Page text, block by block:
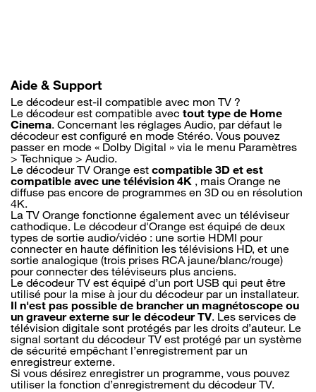
Aide & Support
Le décodeur est-il compatible avec mon TV ?
Le décodeur est compatible avec tout type de Home
Cinema. Concernant les réglages Audio, par défaut le
décodeur est configuré en mode Stéréo. Vous pouvez
passer en mode « Dolby Digital » via le menu Paramètres
> Technique > Audio.
Le décodeur TV Orange est compatible 3D et est
compatible avec une télévision 4K , mais Orange ne
diffuse pas encore de programmes en 3D ou en résolution
4K.
La TV Orange fonctionne également avec un téléviseur
cathodique. Le décodeur d'Orange est équipé de deux
types de sortie audio/vidéo : une sortie HDMI pour
connecter en haute définition les télévisions HD, et une
sortie analogique (trois prises RCA jaune/blanc/rouge)
pour connecter des téléviseurs plus anciens.
Le décodeur TV est équipé d’un port USB qui peut être
utilisé pour la mise à jour du décodeur par un installateur.
Il n'est pas possible de brancher un magnétoscope ou
un graveur externe sur le décodeur TV. Les services de
télévision digitale sont protégés par les droits d’auteur. Le
signal sortant du décodeur TV est protégé par un système
de sécurité empêchant l’enregistrement par un
enregistreur externe.
Si vous désirez enregistrer un programme, vous pouvez
utiliser la fonction d’enregistrement du décodeur TV.